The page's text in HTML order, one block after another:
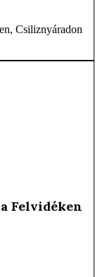
Csiliznyáradon
Felvidéken